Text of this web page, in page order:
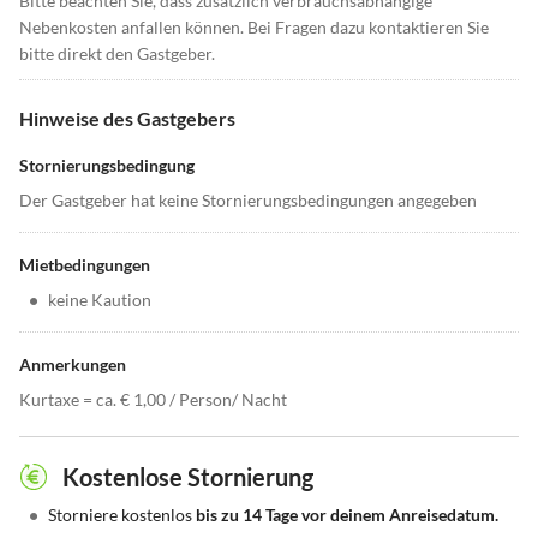
Nebenkosten anfallen können. Bei Fragen dazu kontaktieren Sie
bitte direkt den Gastgeber.
Hinweise des Gastgebers
Stornierungsbedingung
Der Gastgeber hat keine Stornierungsbedingungen angegeben
Mietbedingungen
• keine Kaution
Anmerkungen
Kurtaxe = ca. € 1,00 / Person/ Nacht
Kostenlose Stornierung
• Storniere kostenlos bis zu 14 Tage vor deinem Anreisedatum.